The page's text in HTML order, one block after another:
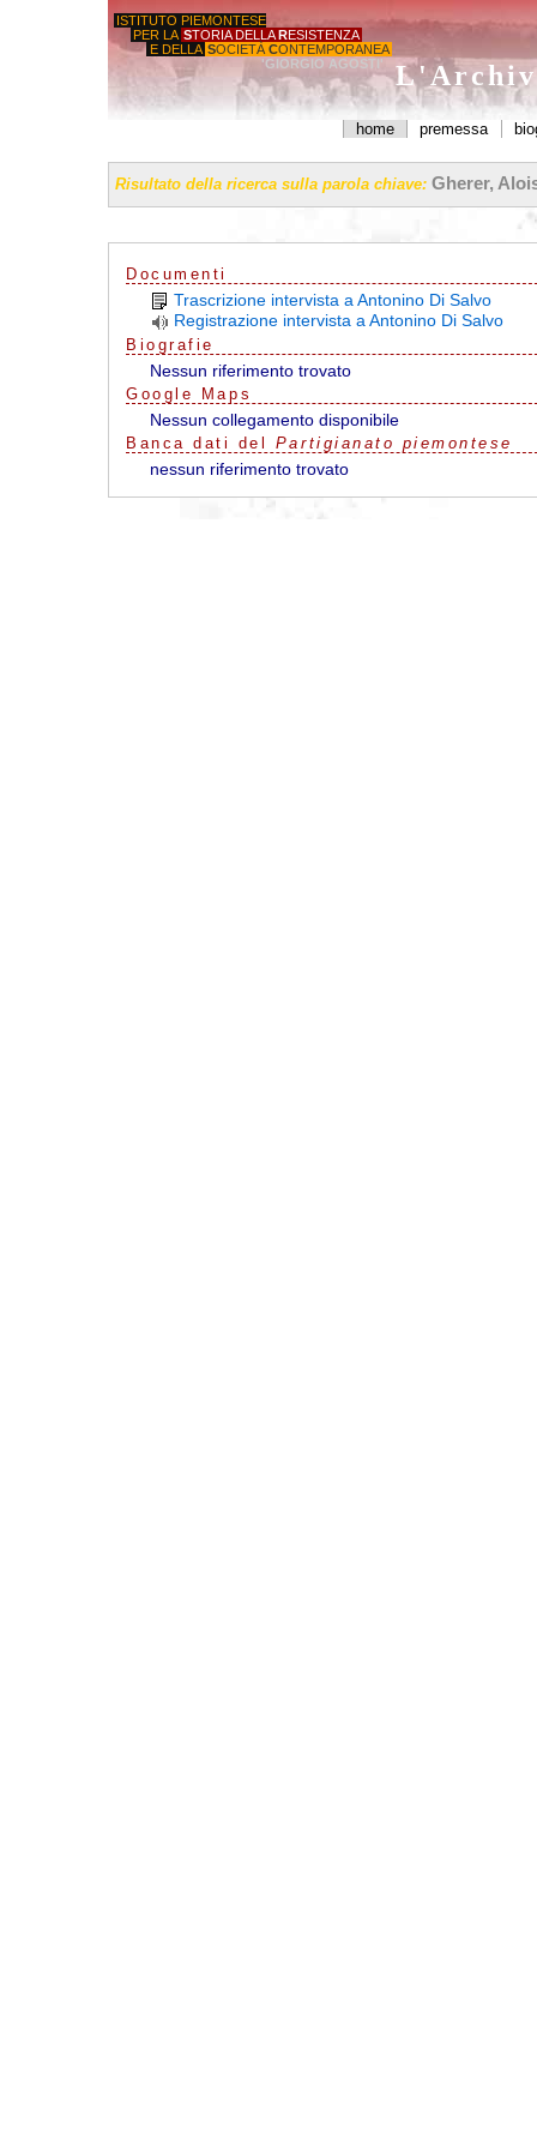
ISTITUTO PIEMONTESE
PER LA STORIA DELLA RESISTENZA
E DELLA SOCIETÀ CONTEMPORANEA
'GIORGIO AGOSTI'
home premessa
Risultato della ricerca sulla parola chiave: Gherer,
Documenti
Trascrizione intervista a Antonino Di Salvo
Registrazione intervista a Antonino Di Salvo
Biografie
Nessun riferimento trovato
G oo g e Maps
Nessun collegamento disponibile
Banca dati del Partigianato piemontese
nessun riferimento trovato